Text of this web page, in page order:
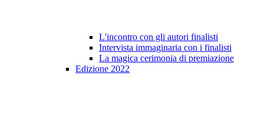
L'incontro con gli autori finalisti
Intervista immaginaria con i finalisti
La magica cerimonia di premiazione
Edizione 2022